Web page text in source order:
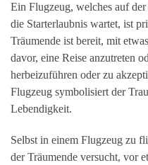
Ein Flugzeug, welches auf
die Starterlaubnis wartet, ist
Träumende ist bereit, mit
davor, eine Reise anzutreten
herbeizuführen oder zu
Flugzeug symbolisiert der
Lebendigkeit.
Selbst in einem Flugzeug zu
der Träumende versucht, vor